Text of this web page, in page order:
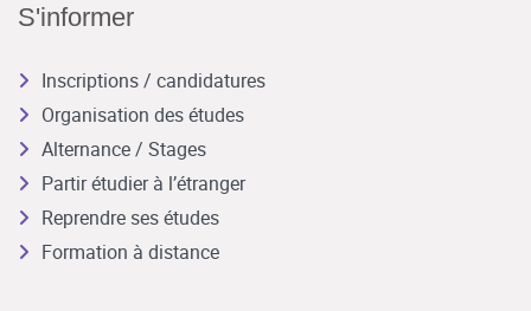
S'informer
Inscriptions / candidatures
Organisation des études
Alternance / Stages
Partir étudier à l’étranger
Reprendre ses études
Formation à distance